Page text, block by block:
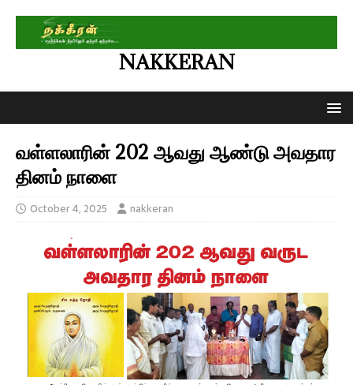
NAKKERAN
வள்ளலாரின் 202 ஆவது ஆண்டு அவதார
தினம் நாளை
October 4, 2025 nakkeran